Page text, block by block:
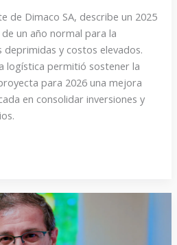
de Dimaco SA, describe un 2025
un año normal para la
deprimidas y costos elevados.
logística permitió sostener la
para 2026 una mejora
en consolidar inversiones y